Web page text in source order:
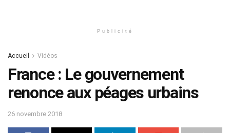
Publicité
Accueil Vidéos
France : Le gouvernement
renonce aux péages urbains
26 novembre 2018